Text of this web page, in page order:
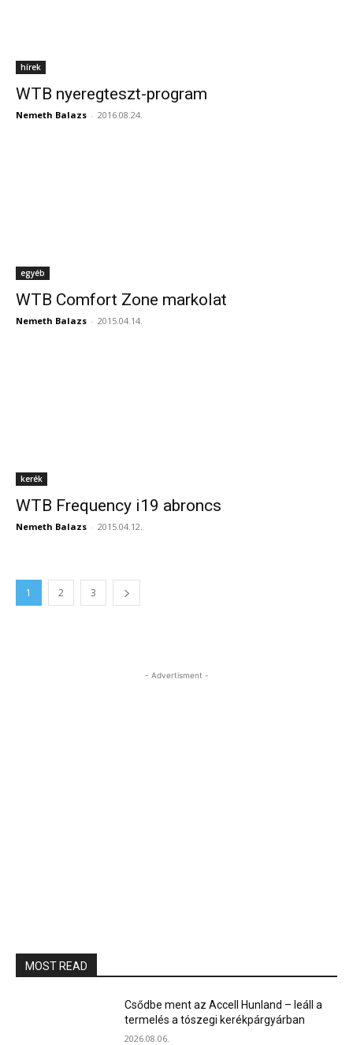
hírek
WTB nyeregteszt-program
Nemeth Balazs - 2016.08.24.
egyéb
WTB Comfort Zone markolat
Nemeth Balazs - 2015.04.14.
kerék
WTB Frequency i19 abroncs
Nemeth Balazs - 2015.04.12.
1 2 3
- Advertisment -
MOST READ
Csődbe ment az Accell Hunland – leáll a
termelés a tószegi kerékpárgyárban
2026.08.06.